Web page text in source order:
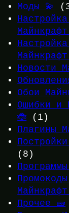
Моды 💫
Новости
Обои
Ошибки и
🐞 (1)
Плагины
(8)
Прочее 🧱